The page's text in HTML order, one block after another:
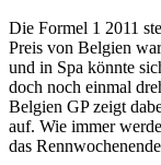
Die Formel 1 2011
Preis von Belgien
und in Spa könnte
doch noch einmal
Belgien GP zeigt
auf. Wie immer
das